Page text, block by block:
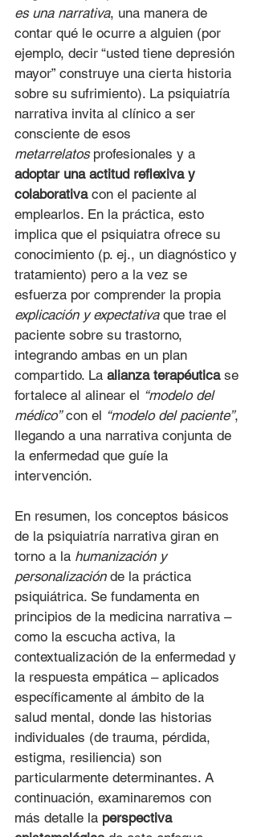
es una narrativa, una manera de
contar qué le ocurre a alguien (por
ejemplo, decir “usted tiene depresión
mayor” construye una cierta historia
sobre su sufrimiento). La psiquiatría
narrativa invita al clínico a ser
consciente de esos
metarrelatos profesionales y a
adoptar una actitud reflexiva y
colaborativa con el paciente al
emplearlos. En la práctica, esto
implica que el psiquiatra ofrece su
conocimiento (p. ej., un diagnóstico y
tratamiento) pero a la vez se
esfuerza por comprender la propia
explicación y expectativa que trae el
paciente sobre su trastorno,
integrando ambas en un plan
compartido. La alianza terapéutica se
fortalece al alinear el “modelo del
médico” con el “modelo del paciente”,
llegando a una narrativa conjunta de
la enfermedad que guíe la
intervención.
En resumen, los conceptos básicos
de la psiquiatría narrativa giran en
torno a la humanización y
personalización de la práctica
psiquiátrica. Se fundamenta en
principios de la medicina narrativa –
como la escucha activa, la
contextualización de la enfermedad y
la respuesta empática – aplicados
específicamente al ámbito de la
salud mental, donde las historias
individuales (de trauma, pérdida,
estigma, resiliencia) son
particularmente determinantes. A
continuación, examinaremos con
más detalle la perspectiva